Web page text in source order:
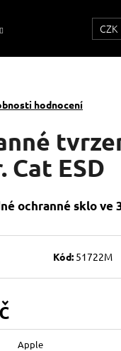
CZK
hodnocení
Cat ESD
ochranné sklo ve
Kód: 51722M
Apple